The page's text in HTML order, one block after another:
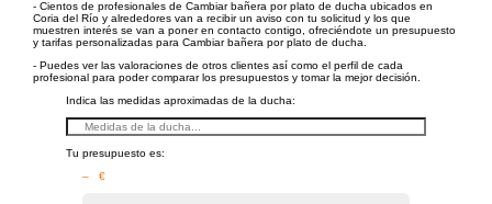
- Cientos de profesionales de Cambiar bañera por plato de ducha ubicados en
Coria del Río y alrededores van a recibir un aviso con tu solicitud y los que
muestren interés se van a poner en contacto contigo, ofreciéndote un presupuesto
y tarifas personalizadas para Cambiar bañera por plato de ducha.
- Puedes ver las valoraciones de otros clientes así como el perfil de cada
profesional para poder comparar los presupuestos y tomar la mejor decisión.
Indica las medidas aproximadas de la ducha:
Tu presupuesto es:
– €